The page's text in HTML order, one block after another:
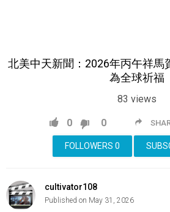
北美中天新聞：2026年丙午祥馬
為全球祈福
83 views
0 0
FOLLOWERS 0
cultivator108
Published on May 31, 2026